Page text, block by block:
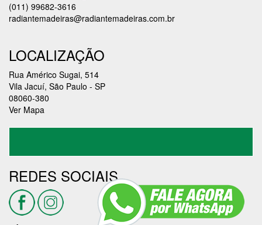
(011) 99682-3616
radiantemadeiras@radiantemadeiras.com.br
LOCALIZAÇÃO
Rua Américo Sugai, 514
Vila Jacuí, São Paulo - SP
08060-380
Ver Mapa
REDES SOCIAIS